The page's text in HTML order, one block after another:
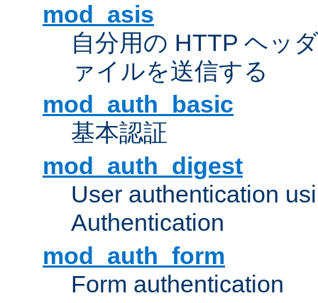
mod_asis
自分用の HTTP ヘッ
ァイルを送信する
mod_auth_basic
基本認証
mod_auth_digest
User authentication
Authentication
mod_auth_form
Form authentication